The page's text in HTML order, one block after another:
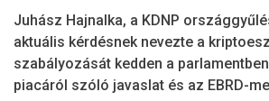
Juhász Hajnalka, a KDNP
aktuális kérdésnek nevezte a
szabályozását kedden a
piacáról szóló javaslat és az EBRD-